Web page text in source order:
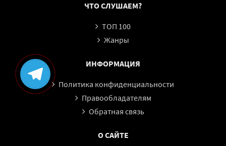
ЧТО СЛУШАЕМ?
ТОП 100
Жанры
ИНФОРМАЦИЯ
Политика конфиденциальности
Правообладателям
Обратная связь
О САЙТЕ